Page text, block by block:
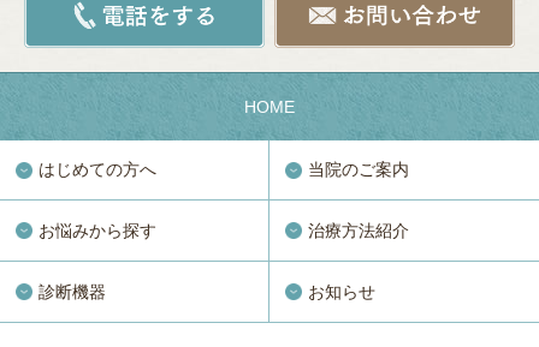
HOME
はじめての方へ 当院のご案内
お悩みから探す 治療方法紹介
診断機器 お知らせ